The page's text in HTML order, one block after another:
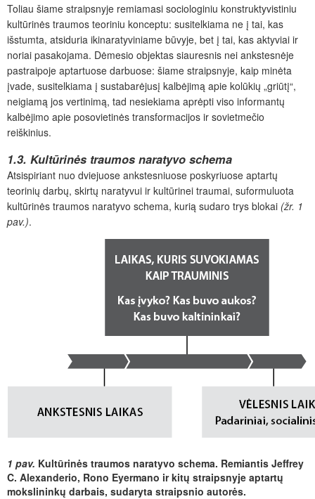
Toliau šiame straipsnyje remiamasi sociologiniu konstruktyvistiniu
kultūrinės traumos teoriniu konceptu: susitelkiama ne į tai, kas
išstumta, atsiduria ikinaratyviniame būvyje, bet į tai, kas aktyviai ir
noriai pasakojama. Dėmesio objektas siauresnis nei ankstesnėje
pastraipoje aptartuose darbuose: šiame straipsnyje, kaip minėta
įvade, susitelkiama į sustabarėjusį kalbėjimą apie kolūkių „griūtį“,
neigiamą jos vertinimą, tad nesiekiama aprėpti viso informantų
kalbėjimo apie posovietinės transformacijos ir sovietmečio
reiškinius.
1.3. Kultūrinės traumos naratyvo schema
Atsispiriant nuo dviejuose ankstesniuose poskyriuose aptartų
teorinių darbų, skirtų naratyvui ir kultūrinei traumai, suformuluota
kultūrinės traumos naratyvo schema, kurią sudaro trys blokai (žr. 1
pav.).
1 pav. Kultūrinės traumos naratyvo schema. Remiantis Jeffrey
C. Alexanderio, Rono Eyermano ir kitų straipsnyje aptartų
mokslininkų darbais, sudaryta straipsnio autorės.